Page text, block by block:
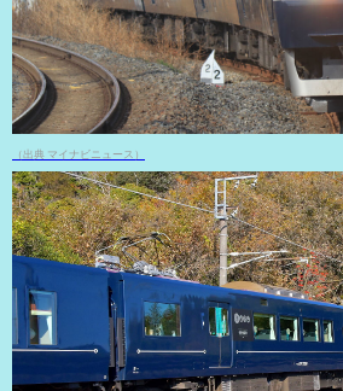
（出典 マイナビニュース）